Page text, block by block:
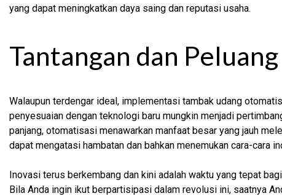
yang dapat meningkatkan daya saing dan reputasi usaha.
Tantangan dan Peluang
Walaupun terdengar ideal, implementasi tambak udang
penyesuaian dengan teknologi baru mungkin menjadi
panjang, otomatisasi menawarkan manfaat besar yang jauh
dapat mengatasi hambatan dan bahkan menemukan cara-cara
Inovasi terus berkembang dan kini adalah waktu yang tepat
Bila Anda ingin ikut berpartisipasi dalam revolusi ini, saatnya